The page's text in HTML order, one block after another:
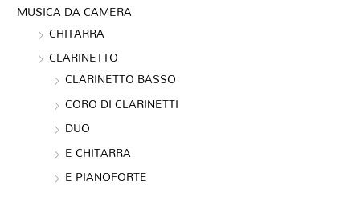
MUSICA DA CAMERA
CHITARRA
CLARINETTO
CLARINETTO BASSO
CORO DI CLARINETTI
DUO
E CHITARRA
E PIANOFORTE